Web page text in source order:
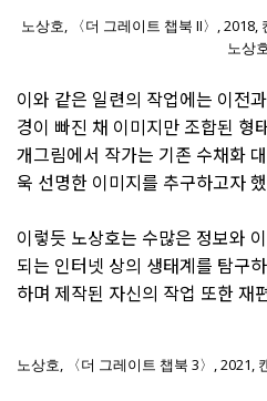
노상호, 〈더 그레이트 챕북 II〉,
노상
이와 같은 일련의 작업에는 이전
경이 빠진 채 이미지만 조합된 형
개그림에서 작가는 기존 수채화
욱 선명한 이미지를 추구하고자
이렇듯 노상호는 수많은 정보와
되는 인터넷 상의 생태계를 탐구
하며 제작된 자신의 작업 또한 재
노상호, 〈더 그레이트 챕북 3〉, 2021,